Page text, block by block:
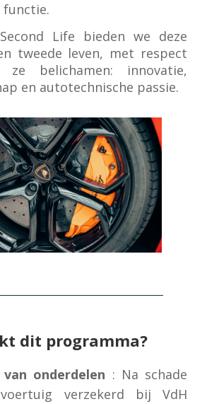
functie.
Life bieden we deze
tweede leven, met respect
belichamen: innovatie,
en autotechnische passie.
dit programma?
van onderdelen : Na schade
verzekerd bij VdH